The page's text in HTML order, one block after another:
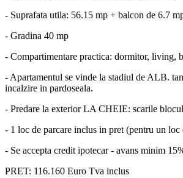
- Suprafata utila: 56.15 mp + balcon de 6.7
- Gradina 40 mp
- Compartimentare practica: dormitor, living,
- Apartamentul se vinde la stadiul de ALB.
incalzire in pardoseala.
- Predare la exterior LA CHEIE: scarile
- 1 loc de parcare inclus in pret (pentru un
- Se accepta credit ipotecar - avans minim
PRET: 116.160 Euro Tva inclus